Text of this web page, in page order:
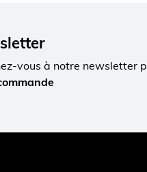
vous à notre newsletter